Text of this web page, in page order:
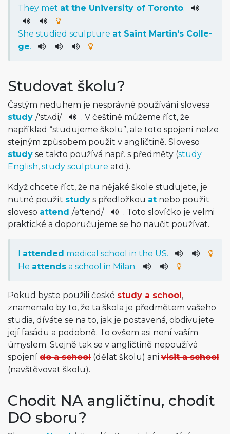
They met at the University of Toronto.
She studied sculpture at Saint Martin's Colle­
ge.
Studovat školu?
Častým neduhem je nesprávné používání slovesa
study /'stʌdi/
. V češtině můžeme říct, že
například “studujeme školu”, ale toto spojení nelze
stejným způsobem použít v angličtině. Sloveso
study se takto používá např. s předměty (study
English, study sculpture atd.).
Když chcete říct, že na nějaké škole studujete, je
nutné použít study s předložkou at nebo použít
sloveso attend /ə'tend/
. Toto slovíčko je velmi
praktické a doporučujeme se ho naučit používat.
I attended medical school in the US.
He attends a school in Milan.
Pokud byste použili české study a school,
znamenalo by to, že ta škola je předmětem vašeho
studia, díváte se na to, jak je postavená, obdivujete
její fasádu a podobně. To ovšem asi není vaším
úmyslem. Stejně tak se v angličtině nepoužívá
spojení do a school (dělat školu) ani visit a school
(navštěvovat školu).
Chodit NA angličtinu, chodit
DO sboru?